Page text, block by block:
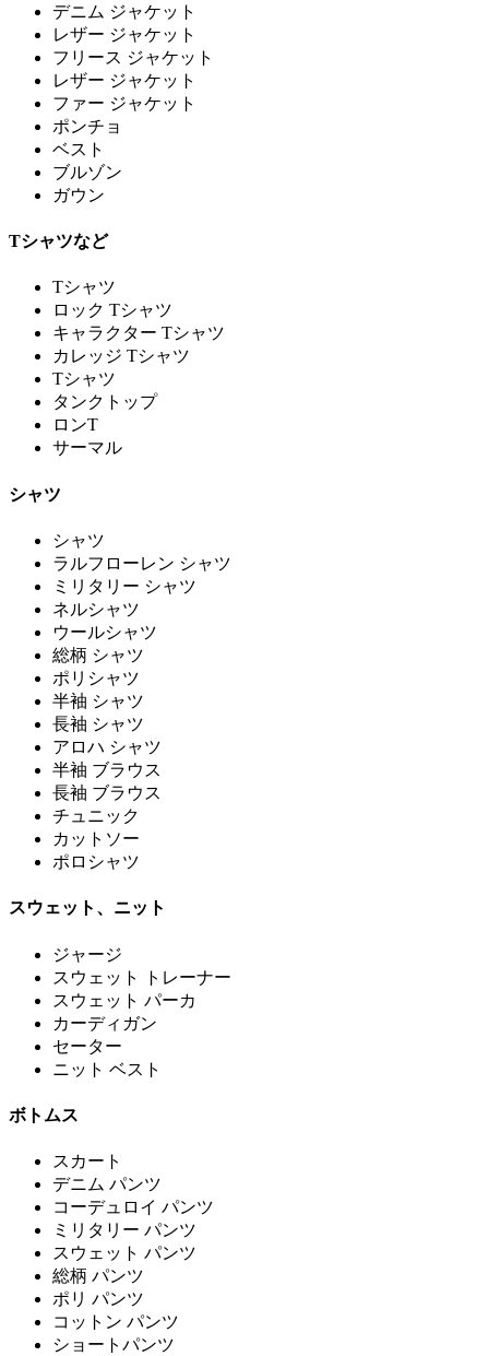
デニム ジャケット
レザー ジャケット
フリース ジャケット
レザー ジャケット
ファー ジャケット
ポンチョ
ベスト
ブルゾン
ガウン
Tシャツなど
Tシャツ
ロック Tシャツ
キャラクター Tシャツ
カレッジ Tシャツ
Tシャツ
タンクトップ
ロンT
サーマル
シャツ
シャツ
ラルフローレン シャツ
ミリタリー シャツ
ネルシャツ
ウールシャツ
総柄 シャツ
ポリシャツ
半袖 シャツ
長袖 シャツ
アロハ シャツ
半袖 ブラウス
長袖 ブラウス
チュニック
カットソー
ポロシャツ
スウェット、ニット
ジャージ
スウェット トレーナー
スウェット パーカ
カーディガン
セーター
ニット ベスト
ボトムス
スカート
デニム パンツ
コーデュロイ パンツ
ミリタリー パンツ
スウェット パンツ
総柄 パンツ
ポリ パンツ
コットン パンツ
ショートパンツ